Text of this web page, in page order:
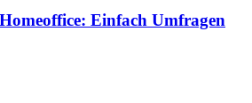
Einfach Umfragen